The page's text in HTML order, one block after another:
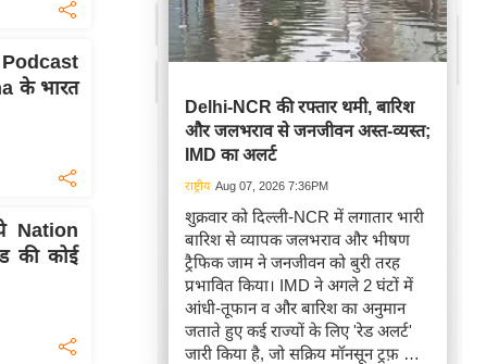
के भारत
Nation
की कोई
Delhi-NCR की रफ्तार थमी, बारिश
और जलभराव से जनजीवन अस्त-व्यस्त;
IMD का अलर्ट
राष्ट्रीय Aug 07, 2026 7:36PM
शुक्रवार को दिल्ली-NCR में लगातार भारी
बारिश से व्यापक जलभराव और भीषण
ट्रैफिक जाम ने जनजीवन को बुरी तरह
प्रभावित किया। IMD ने अगले 2 घंटों में
आंधी-तूफान व और बारिश का अनुमान
जताते हुए कई राज्यों के लिए 'रेड अलर्ट'
जारी किया है, जो सक्रिय मॉनसून ट्रफ़ और